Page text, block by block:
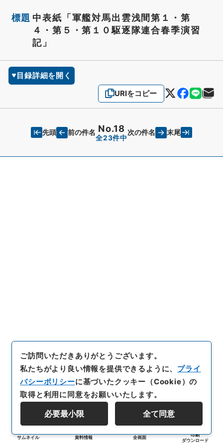
標題 中表紙「軍艦対馬出雲浅間第１・第
４・第５・第１０駆逐隊連合春季演習
記」
目録詳細を開く
URIをコピー
先頭 前の件名 No.18
全23件中
次の件名 末尾
サムネイル 資料情報 全画面
印刷
ダウンロード
ご訪問いただきありがとうございます。
私たちがより良い情報を提供できるように、 プライ
バシーポリシーに基づいたクッキー（Cookie）の
取得と利用に同意をお願いいたします。
必要最小限 全て同意